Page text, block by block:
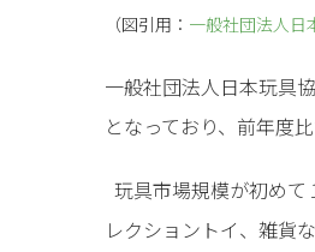
（図引用： 一般社団法人日
一般社団法人日本玩具
となっており、前年度
玩具市場規模が初め
レクショントイ、雑貨